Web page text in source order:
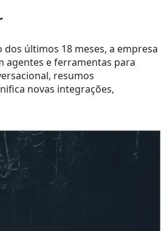
últimos 18 meses, a empresa
agentes e ferramentas para
resumos
novas integrações,